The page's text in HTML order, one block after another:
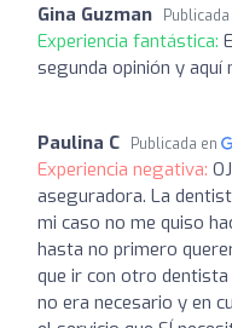
Gina Guzman
Experiencia fantástica:
segunda opinión y aquí
Paulina C Publicada en
Experiencia negativa:
aseguradora. La
mi caso no me quiso
hasta no primero
que ir con otro
no era necesario y en